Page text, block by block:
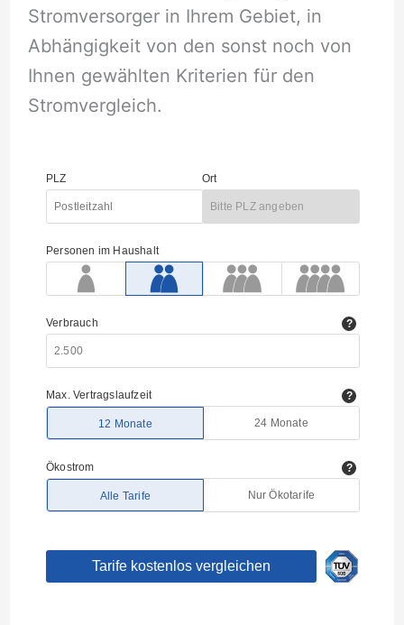
Stromversorger in Ihrem Gebiet, in
Abhängigkeit von den sonst noch von
Ihnen gewählten Kriterien für den
Stromvergleich.